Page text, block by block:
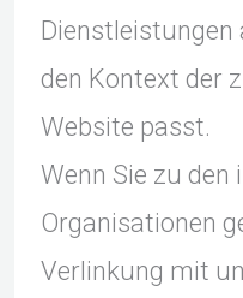
Dienstleistungen
den Kontext der
Website passt.
Wenn Sie zu den
Organisationen
Verlinkung mit